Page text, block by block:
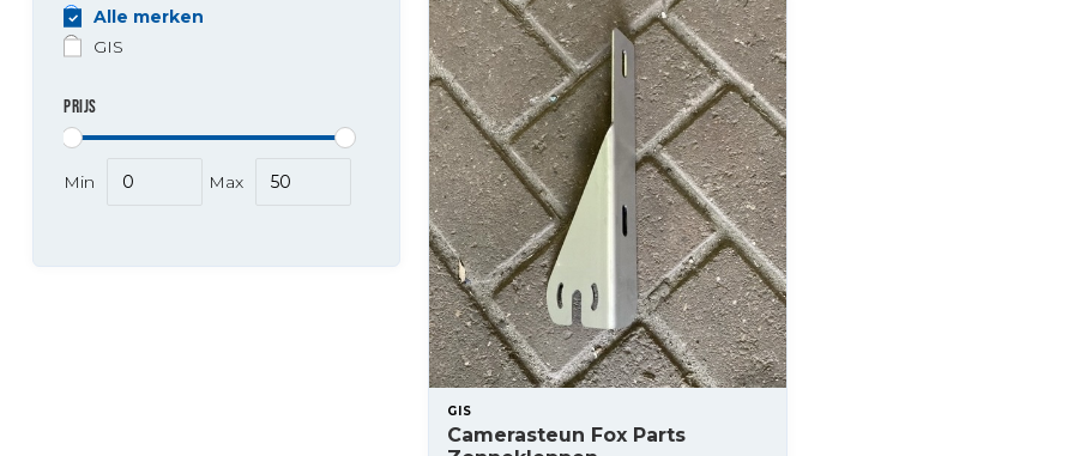
Alle merken
GIS
PRIJS
Min Max
GIS
Camerasteun Fox Parts